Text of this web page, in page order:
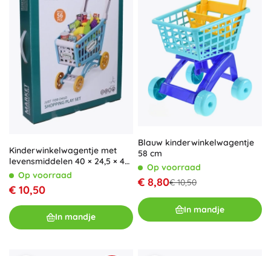
Kinderwinkelwagentje met
levensmiddelen 40 × 24,5 × 44
cmOp voorraad
€ 10,50
In mandje
Blauw kinderwinkelwagentje
58 cm
Op voorraad
€ 8,80€ 10,50
In mandje